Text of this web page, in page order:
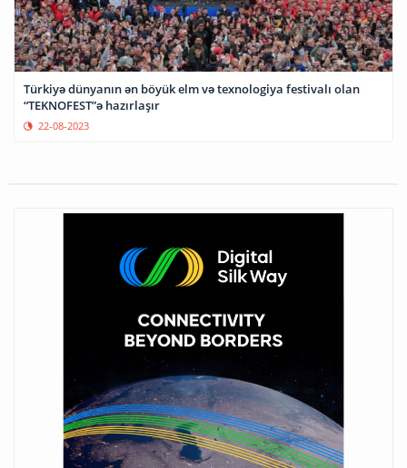
Türkiyə dünyanın ən böyük elm və texnologiya festivalı olan
“TEKNOFEST”ə hazırlaşır
22-08-2023